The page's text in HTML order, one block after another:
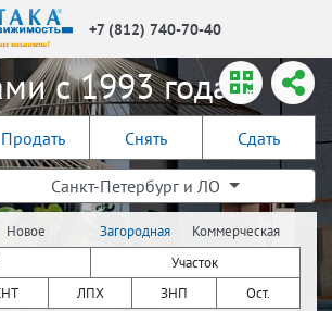
+7 (812) 740-70-40
с 1993 года!
Продать Снять Сдать
Санкт-Петербург и ЛО
Новое
Загородная
недвижимость
Коммерческая
недвижимость
Участок
ЛПХ ЗНП
Ост.